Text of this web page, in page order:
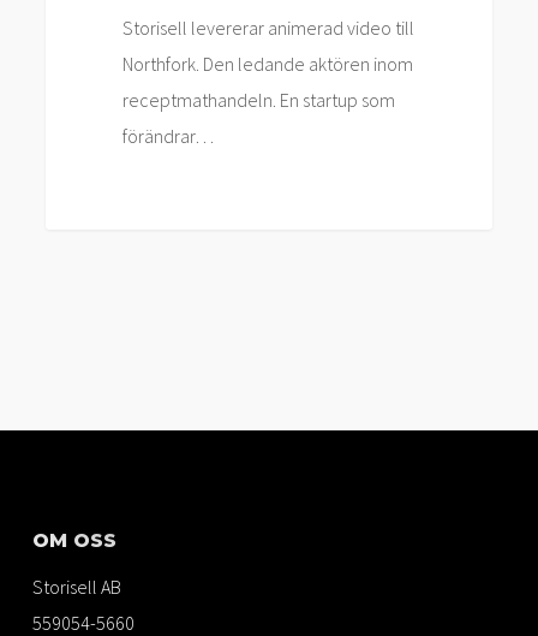
Storisell levererar animerad video till
Northfork. Den ledande aktören inom
receptmathandeln. En startup som
förändrar…
OM OSS
Storisell AB
559054-5660